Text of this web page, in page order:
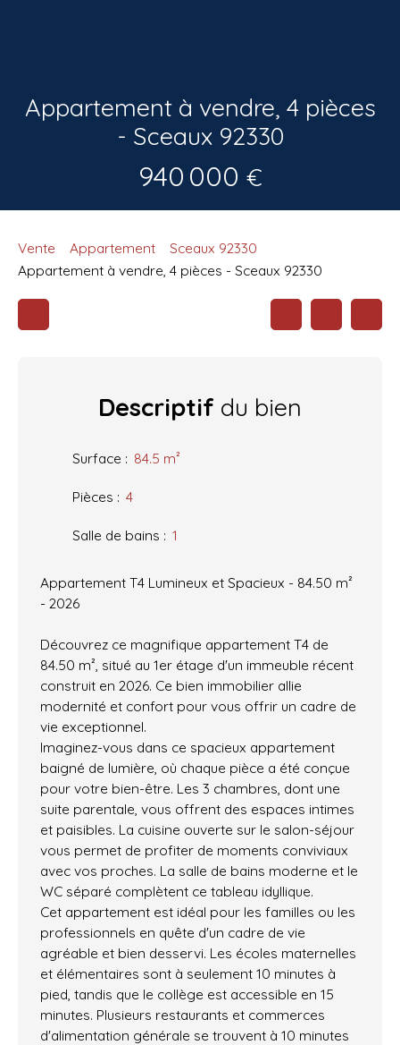
Appartement à vendre, 4 pièces
- Sceaux 92330
940 000 €
Vente Appartement
Sceaux 92330
Appartement à vendre, 4 pièces - Sceaux 92330
Descriptif du bien
Surface : 84.5 m²
Pièces : 4
Salle de bains : 1
Appartement T4 Lumineux et Spacieux - 84.50 m²
- 2026
Découvrez ce magnifique appartement T4 de
84.50 m², situé au 1er étage d'un immeuble récent
construit en 2026. Ce bien immobilier allie
modernité et confort pour vous offrir un cadre de
vie exceptionnel.
Imaginez-vous dans ce spacieux appartement
baigné de lumière, où chaque pièce a été conçue
pour votre bien-être. Les 3 chambres, dont une
suite parentale, vous offrent des espaces intimes
et paisibles. La cuisine ouverte sur le salon-séjour
vous permet de profiter de moments conviviaux
avec vos proches. La salle de bains moderne et le
WC séparé complètent ce tableau idyllique.
Cet appartement est idéal pour les familles ou les
professionnels en quête d'un cadre de vie
agréable et bien desservi. Les écoles maternelles
et élémentaires sont à seulement 10 minutes à
pied, tandis que le collège est accessible en 15
minutes. Plusieurs restaurants et commerces
d'alimentation générale se trouvent à 10 minutes